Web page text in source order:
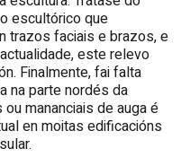
escultórico que
trazos faciais e brazos, e
este relevo
Finalmente, fai falta
na parte nordés da
mananciais de auga é
en moitas edificacións